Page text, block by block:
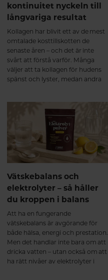
kontinuitet nyckeln till
långvariga resultat
Kollagen har blivit ett av de mest
omtalade kosttillskotten de
senaste åren – och det är inte
svårt att förstå varför. Många
väljer att ta kollagen för hudens
spänst och lyster, medan andra
Men något som ofta glöms bort i
diskussionen är att kollagen inte
handlar om snabba lösningar. För
att verkligen uppleva skillnad är
kontinuitet en av de viktigaste
faktorerna.
Vätskebalans och
elektrolyter – så håller
du kroppen i balans
Att ha en fungerande
vätskebalans är avgörande för
både hälsa, energi och prestation.
Men det handlar inte bara om att
dricka vatten – utan också om att
ha rätt nivåer av elektrolyter i